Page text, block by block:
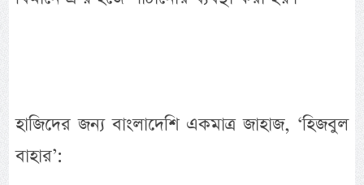
হাজিদের জন্য বাংলাদেশি একমাত্র জাহাজ, ‘হিজবুল
বাহার’: